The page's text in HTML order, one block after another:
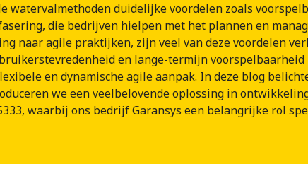
watervalmethoden duidelijke voordelen zoals
die bedrijven hielpen met het plannen en
naar agile praktijken, zijn veel van deze voordelen
en lange-termijn
en dynamische agile aanpak. In deze blog
we een veelbelovende oplossing in
waarbij ons bedrijf Garansys een belangrijke rol